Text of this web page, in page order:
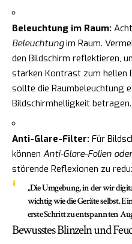
Beleuchtung im Raum:
Beleuchtungim Raum.
den Bildschirm reflektieren,
starken Kontrast zum hellen
sollte die Raumbeleuchtung
Bildschirmhelligkeit betragen.
Anti-Glare-Filter: Für
können Anti-Glare-Folien
störende Reflexionen zu
„Die Umgebung, in der wir
wichtig wie die Geräte selbst.
erste Schritt zu entspannten
Bewusstes Blinzeln und